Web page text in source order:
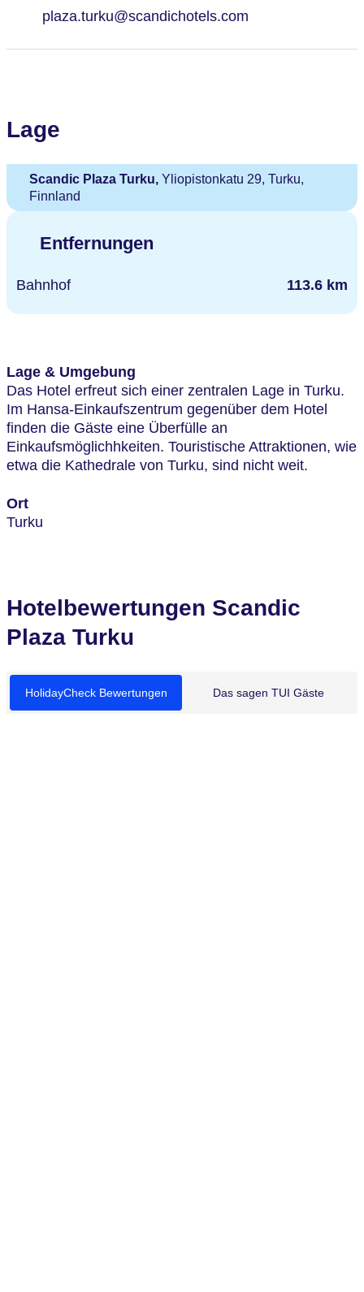
plaza.turku@scandichotels.com
Lage
Scandic Plaza Turku,Yliopistonkatu 29, Turku,
Finnland
Entfernungen
Bahnhof 113.6 km
Lage & Umgebung
Das Hotel erfreut sich einer zentralen Lage in Turku.
Im Hansa-Einkaufszentrum gegenüber dem Hotel
finden die Gäste eine Überfülle an
Einkaufsmöglichhkeiten. Touristische Attraktionen, wie
etwa die Kathedrale von Turku, sind nicht weit.
Ort
Turku
Hotelbewertungen Scandic
Plaza Turku
HolidayCheck Bewertungen Das sagen TUI Gäste